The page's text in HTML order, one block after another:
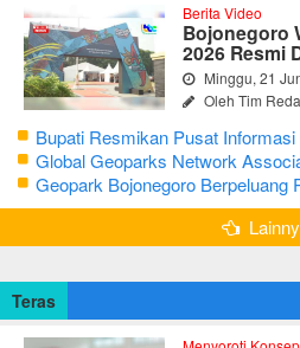
Berita Video
Bojonegoro
2026 Resmi
Minggu, 21
Oleh Tim
Bupati Resmikan Pusat
Bojonegoro
Global Geoparks Network
Geosite di Bojonegoro
Geopark Bojonegoro Berpeluang
Global Geopark
Teras